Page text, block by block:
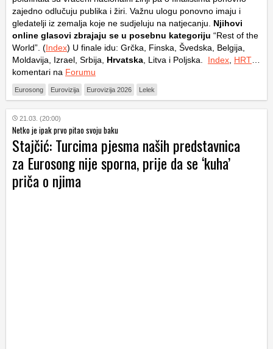
zajedno odlučuju publika i žiri. Važnu ulogu ponovno imaju i
gledatelji iz zemalja koje ne sudjeluju na natjecanju. Njihovi
online glasovi zbrajaju se u posebnu kategoriju “Rest of the
World”. (Index) U finale idu: Grčka, Finska, Švedska, Belgija,
Moldavija, Izrael, Srbija, Hrvatska , Litva i Poljska. Index HRT
komentari na Forumu
Eurosong Eurovizija Eurovizija 2026 Lelek
21.03. (20:00)
Netko je ipak prvo pitao svoju baku
Stajčić: Turcima pjesma naših predstavnica
za Eurosong nije sporna, prije da se ‘kuha’
priča o njima